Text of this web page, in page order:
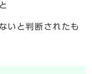
いと判断されたも